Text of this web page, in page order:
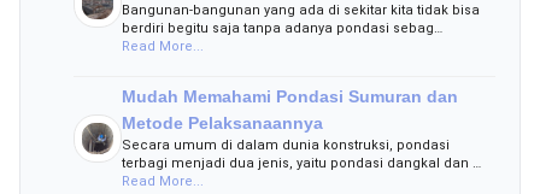
Bangunan-bangunan yang ada di sekitar kita tidak bisa
berdiri begitu saja tanpa adanya pondasi sebag…
Read More...
Mudah Memahami Pondasi Sumuran dan
Metode Pelaksanaannya
Secara umum di dalam dunia konstruksi, pondasi
terbagi menjadi dua jenis, yaitu pondasi dangkal dan …
Read More...